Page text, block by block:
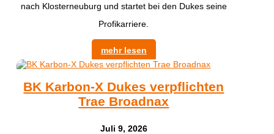
nach Klosterneuburg und startet bei den Dukes seine
Profikarriere.
mehr lesen
BK Karbon-X Dukes verpflichten
Trae Broadnax
Juli 9, 2026